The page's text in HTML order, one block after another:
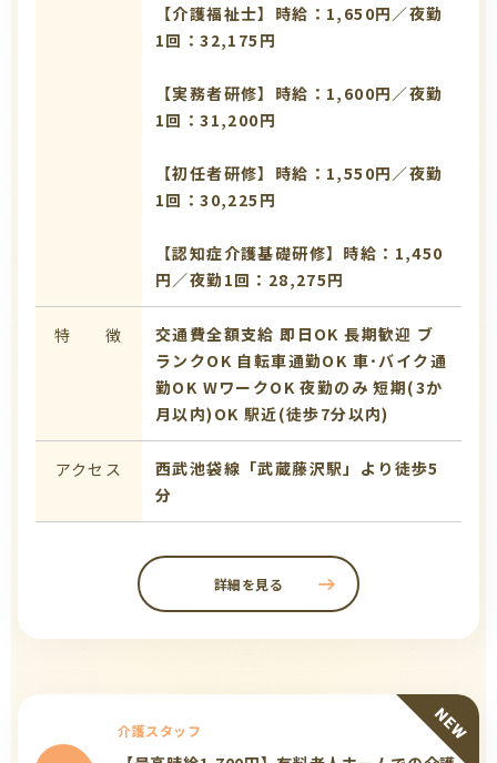
【介護福祉士】時給：1,650円／夜勤
1回：32,175円
【実務者研修】時給：1,600円／夜勤
1回：31,200円
【初任者研修】時給：1,550円／夜勤
1回：30,225円
【認知症介護基礎研修】時給：1,450
円／夜勤1回：28,275円
特 徴 交通費全額支給 即日OK 長期歓迎 ブ
ランクOK 自転車通勤OK 車･バイク通
勤OK WワークOK 夜勤のみ 短期(3か
月以内)OK 駅近(徒歩7分以内)
アクセス
西武池袋線「武蔵藤沢駅」より徒歩5
分
詳細を見る
介護スタッフ